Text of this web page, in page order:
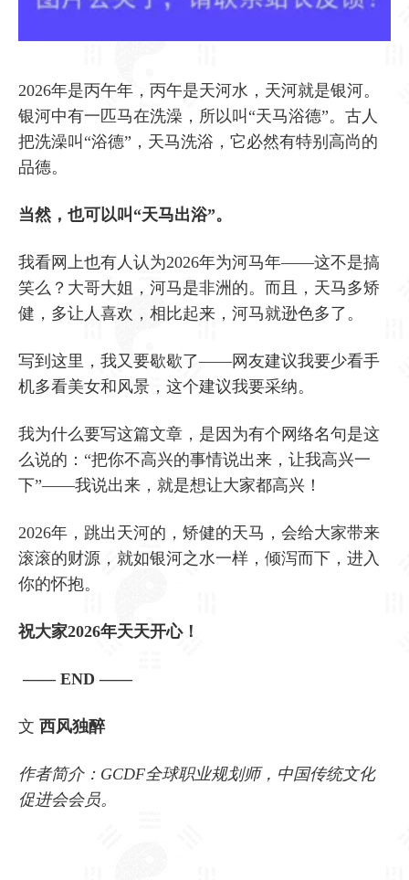
2026年是丙午年，丙午是天河水，天河就是银河。
银河中有一匹马在洗澡，所以叫“天马浴德”。古人
把洗澡叫“浴德”，天马洗浴，它必然有特别高尚的
品德。
当然，也可以叫“天马出浴”。
我看网上也有人认为2026年为河马年——这不是搞
笑么？大哥大姐，河马是非洲的。而且，天马多矫
健，多让人喜欢，相比起来，河马就逊色多了。
写到这里，我又要歇歇了——网友建议我要少看手
机多看美女和风景，这个建议我要采纳。
我为什么要写这篇文章，是因为有个网络名句是这
么说的：“把你不高兴的事情说出来，让我高兴一
下”——我说出来，就是想让大家都高兴！
2026年，跳出天河的，矫健的天马，会给大家带来
滚滚的财源，就如银河之水一样，倾泻而下，进入
你的怀抱。
祝大家2026年天天开心！
—— END ——
文 西风独醉
作者简介：GCDF全球职业规划师，中国传统文化
促进会会员。